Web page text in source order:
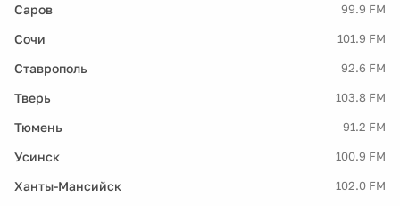
Саров 99.9 FM
Сочи 101.9 FM
Ставрополь 92.6 FM
Тверь 103.8 FM
Тюмень 91.2 FM
Усинск 100.9 FM
Ханты-Мансийск 102.0 FM